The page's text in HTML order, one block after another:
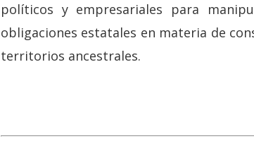
políticos y empresariales para
obligaciones estatales en materia de
territorios ancestrales.